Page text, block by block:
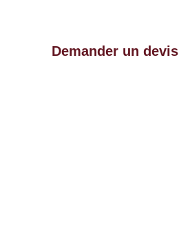
Demander un devis